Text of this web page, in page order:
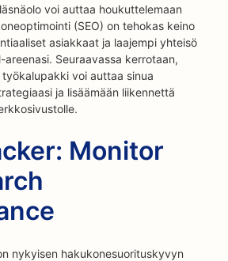
voi auttaa houkuttelemaan
(SEO) on tehokas keino
asiakkaat ja laajempi yhteisö
Seuraavassa kerrotaan,
voi auttaa sinua
ja lisäämään liikennettä
Monitor
nykyisen hakukonesuorituskyvyn